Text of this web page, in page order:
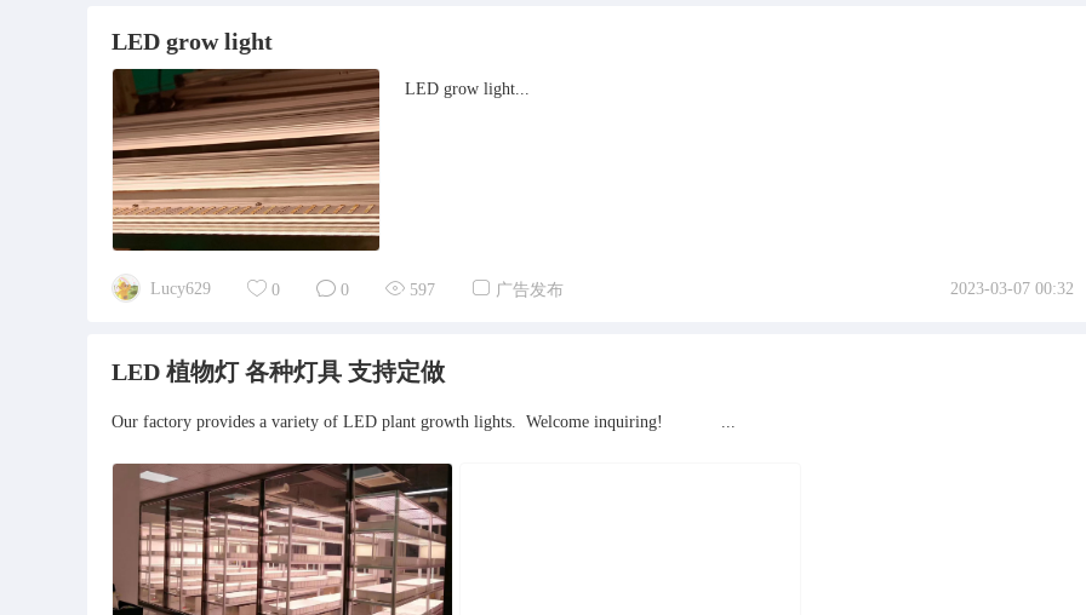
LED grow light
LED grow light...
Lucy629 0 0 597 广告发布 2023-03-07 00:32
LED 植物灯 各种灯具 支持定做
Our factory provides a variety of LED plant growth lights. Welcome inquiring! ...